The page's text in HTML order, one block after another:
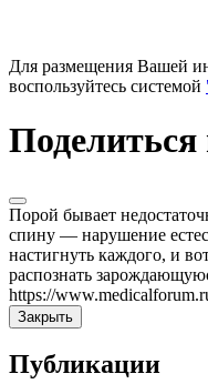
Для размещения Вашей
воспользуйтесь системой
Порой бывает
спину — нарушение
настигнуть каждого, и
распознать
https://
Закрыть
Публикации